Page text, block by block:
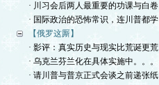
· 川习会后两人最重要的功课与白卷
· 国际政治的恐怖常识，连川普都学
【俄罗这厮】
· 影评：真实历史与现实比荒诞更荒
· 乌克兰芬兰化在具体实施中。。。
· 请川普与普京正式会谈之前递张纸